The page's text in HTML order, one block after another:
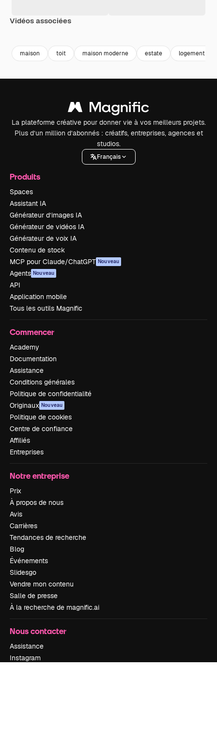
Vidéos associées
maison toit maison moderne estate logement
La plateforme créative pour donner vie à vos meilleurs projets.
Plus d’un million d’abonnés : créatifs, entreprises, agences et
studios.
Français
Produits
Spaces
Assistant IA
Générateur d’images IA
Générateur de vidéos IA
Générateur de voix IA
Contenu de stock
MCP pour Claude/ChatGPT Nouveau
Agents Nouveau
API
Application mobile
Tous les outils Magnific
Commencer
Academy
Documentation
Assistance
Conditions générales
Politique de confidentialité
Originaux Nouveau
Politique de cookies
Centre de confiance
Affiliés
Entreprises
Notre entreprise
Prix
À propos de nous
Avis
Carrières
Tendances de recherche
Blog
Événements
Slidesgo
Vendre mon contenu
Salle de presse
À la recherche de magnific.ai
Nous contacter
Assistance
Instagram